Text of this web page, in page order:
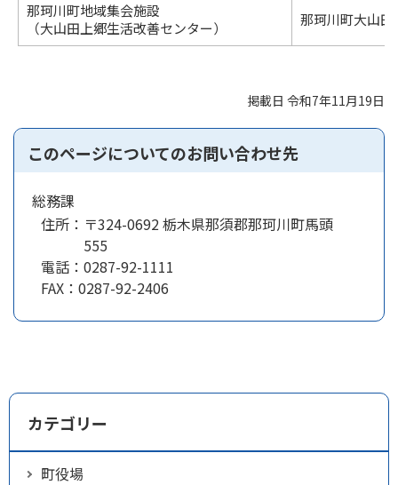
那珂川町地域集会施設
（大山田上郷生活改善センター）
那珂川町大山
掲載日 令和7年11月19日
このページについてのお問い合わせ先
総務課
住所： 〒324-0692 栃木県那須郡那珂川町馬頭
555
電話： 0287-92-1111
FAX： 0287-92-2406
カテゴリー
町役場